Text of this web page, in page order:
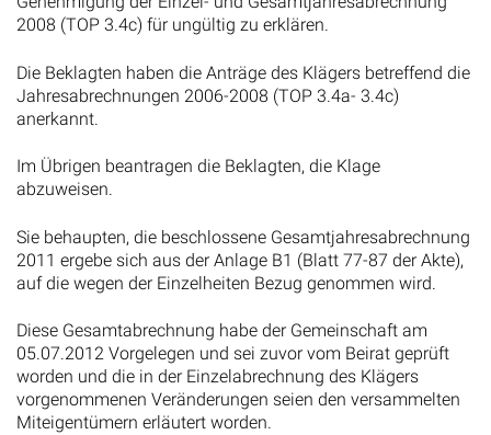
2008 (TOP 3.4c) für ungültig zu erklären.
Die Beklagten haben die Anträge des Klägers betreffend die
Jahresabrechnungen 2006-2008 (TOP 3.4a- 3.4c)
anerkannt.
Im Übrigen beantragen die Beklagten, die Klage
abzuweisen.
Sie behaupten, die beschlossene Gesamtjahresabrechnung
2011 ergebe sich aus der Anlage B1 (Blatt 77-87 der Akte),
auf die wegen der Einzelheiten Bezug genommen wird.
Diese Gesamtabrechnung habe der Gemeinschaft am
05.07.2012 Vorgelegen und sei zuvor vom Beirat geprüft
worden und die in der Einzelabrechnung des Klägers
vorgenommenen Veränderungen seien den versammelten
Miteigentümern erläutert worden.